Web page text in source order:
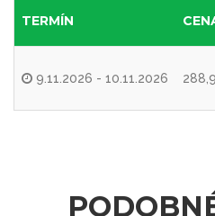
TERMÍN
9.11.2026 - 10.11.2026